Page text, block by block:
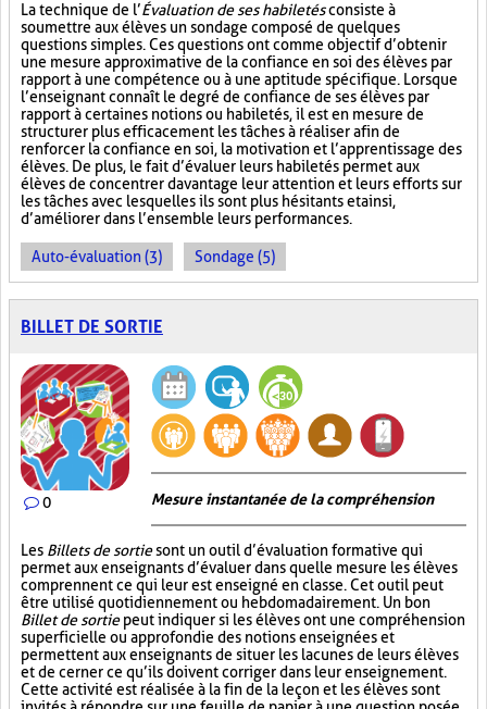
La technique de l’Évaluation de ses habiletésconsiste à
soumettre aux élèves un sondage composé de quelques
questions simples. Ces questions ont comme objectif d’obtenir
une mesure approximative de la confiance en soi des élèves par
rapport à une compétence ou à une aptitude spécifique. Lorsque
l’enseignant connaît le degré de confiance de ses élèves par
rapport à certaines notions ou habiletés, il est en mesure de
structurer plus efficacement les tâches à réaliser afin de
renforcer la confiance en soi, la motivation et l’apprentissage des
élèves. De plus, le fait d’évaluer leurs habiletés permet aux
élèves de concentrer davantage leur attention et leurs efforts sur
les tâches avec lesquelles ils sont plus hésitants et ainsi,
d’améliorer dans l’ensemble leurs performances.
Auto-évaluation (3) Sondage (5)
BILLET DE SORTIE
0 Mesure instantanée de la compréhension
Les Billets de sortiesont un outil d’évaluation formative qui
permet aux enseignants d’évaluer dans quelle mesure les élèves
comprennent ce qui leur est enseigné en classe. Cet outil peut
être utilisé quotidiennement ou hebdomadairement. Un bon
Billet de sortiepeut indiquer si les élèves ont une compréhension
superficielle ou approfondie des notions enseignées et
permettent aux enseignants de situer les lacunes de leurs élèves
et de cerner ce qu’ils doivent corriger dans leur enseignement.
Cette activité est réalisée à la fin de la leçon et les élèves sont